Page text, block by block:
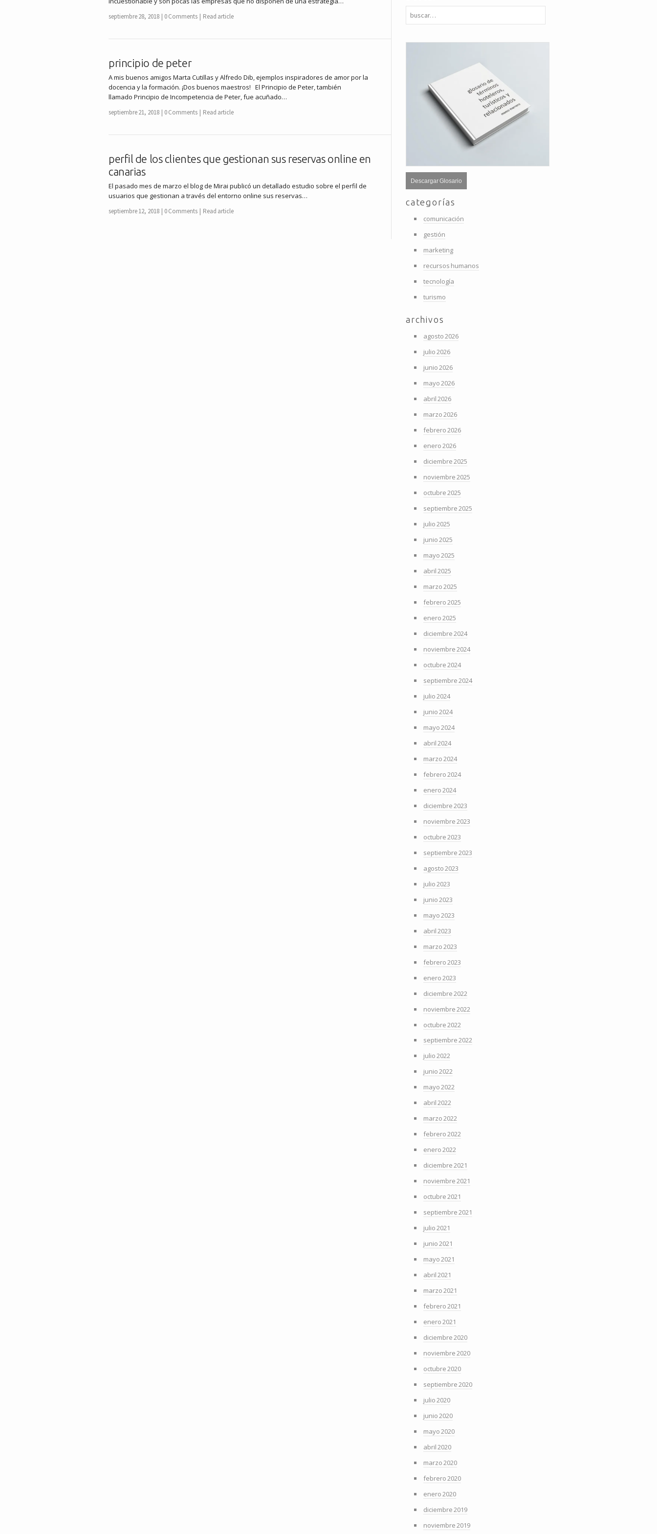
septiembre 28, 2018 0 Comments Read article
principio de peter
A mis buenos amigos Marta Cutillas y Alfredo Dib, ejemplos inspiradores de amor por la
docencia y la formación. ¡Dos buenos maestros! El Principio de Peter, también
llamado Principio de Incompetencia de Peter, fue acuñado…
septiembre 21, 2018 0 Comments Read article
perfil de los clientes que gestionan sus reservas online en
canarias
El pasado mes de marzo el blog de Mirai publicó un detallado estudio sobre el perfil de
usuarios que gestionan a través del entorno online sus reservas…
septiembre 12, 2018 0 Comments Read article
Descargar Glosario
categorías
comunicación
gestión
marketing
recursos humanos
tecnología
turismo
archivos
agosto 2026
julio 2026
junio 2026
mayo 2026
abril 2026
marzo 2026
febrero 2026
enero 2026
diciembre 2025
noviembre 2025
octubre 2025
septiembre 2025
julio 2025
junio 2025
mayo 2025
abril 2025
marzo 2025
febrero 2025
enero 2025
diciembre 2024
noviembre 2024
octubre 2024
septiembre 2024
julio 2024
junio 2024
mayo 2024
abril 2024
marzo 2024
febrero 2024
enero 2024
diciembre 2023
noviembre 2023
octubre 2023
septiembre 2023
agosto 2023
julio 2023
junio 2023
mayo 2023
abril 2023
marzo 2023
febrero 2023
enero 2023
diciembre 2022
noviembre 2022
octubre 2022
septiembre 2022
julio 2022
junio 2022
mayo 2022
abril 2022
marzo 2022
febrero 2022
enero 2022
diciembre 2021
noviembre 2021
octubre 2021
septiembre 2021
julio 2021
junio 2021
mayo 2021
abril 2021
marzo 2021
febrero 2021
enero 2021
diciembre 2020
noviembre 2020
octubre 2020
septiembre 2020
julio 2020
junio 2020
mayo 2020
abril 2020
marzo 2020
febrero 2020
enero 2020
diciembre 2019
noviembre 2019